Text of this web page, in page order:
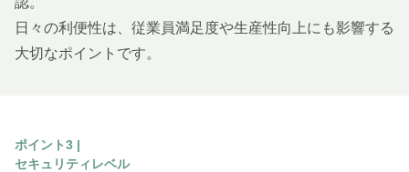
日々の利便性は、従業員満足度や生産性向上にも影響する
大切なポイントです。
ポイント3 |
セキュリティレベル